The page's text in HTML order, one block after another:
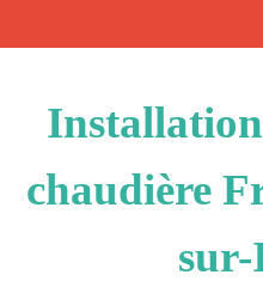
chaudière
sur-